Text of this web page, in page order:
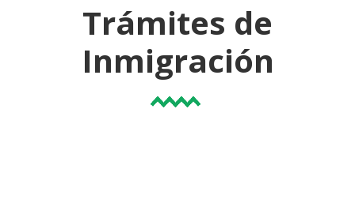
Trámites de
Inmigración